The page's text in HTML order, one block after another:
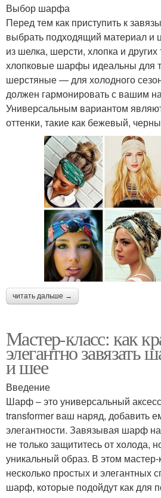
Выбор шарфа
Перед тем как приступить к
выбрать подходящий материал
из шелка, шерсти, хлопка и
хлопковые шарфы идеальны для
шерстяные — для холодного
должен гармонировать с вашим
Универсальным вариантом
оттенки, такие как бежевый,
читать дальше →
Мастер-класс: как
элегантно завязать
и шее
Введение
Шарф – это универсальный
transformer ваш наряд, добавить
элегантности. Завязывая шарф
не только защититесь от холода,
уникальный образ. В этом
несколько простых и элегантных
шарф, которые подойдут как для